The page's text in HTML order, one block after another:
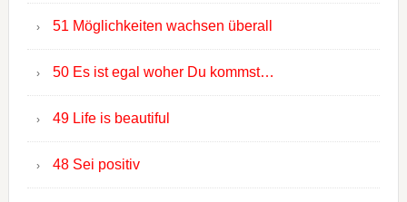
51 Möglichkeiten wachsen überall
50 Es ist egal woher Du kommst…
49 Life is beautiful
48 Sei positiv